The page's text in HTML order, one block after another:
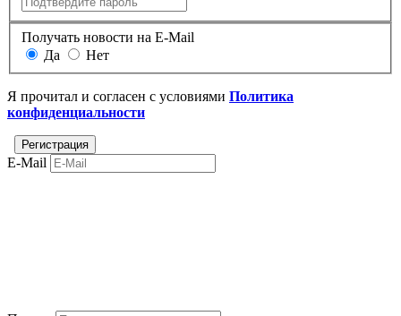
Получать новости на E-Mail
Да
Нет
Я прочитал и согласен с условиями Политика
конфиденциальности
E-Mail